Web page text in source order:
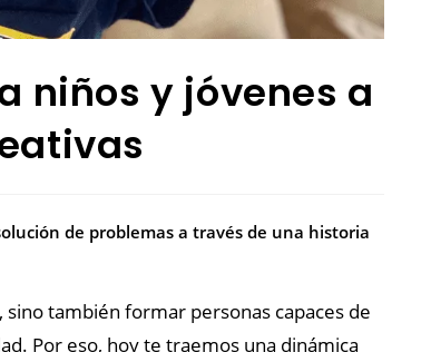
niños y jóvenes a
de problemas a través de una historia
también formar personas capaces de
Por eso, hoy te traemos una dinámica